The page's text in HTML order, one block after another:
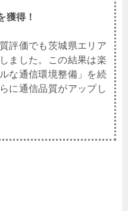
獲得！
評価でも茨城県エリア
ました。この結果は楽
な通信環境整備」を続
に通信品質がアップし